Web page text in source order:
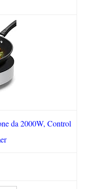
da 2000W, Control